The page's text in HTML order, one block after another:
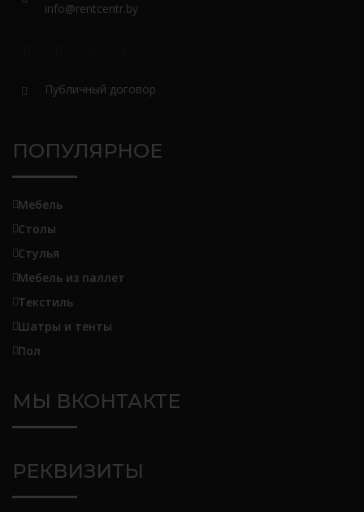
info@rentcentr.by
Публичный договор
ПОПУЛЯРНОЕ
Мебель
Столы
Стулья
Мебель из паллет
Текстиль
Шатры и тенты
Пол
МЫ ВКОНТАКТЕ
РЕКВИЗИТЫ